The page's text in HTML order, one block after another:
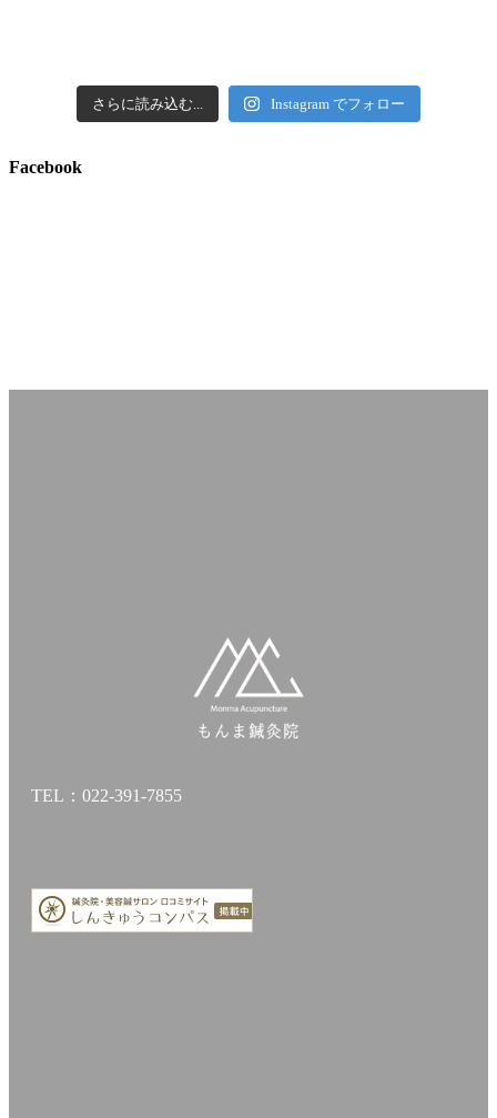
さらに読み込む... Instagram でフォロー
Facebook
TEL：022-391-7855